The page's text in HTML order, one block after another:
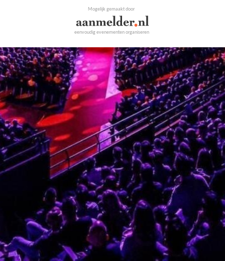
Mogelijk gemaakt door
eenvoudig evenementen organiseren